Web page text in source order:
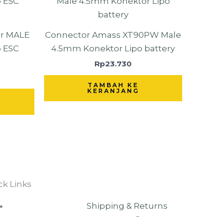
MALE
Connector Amass XT90PW Male
4.5mm Konektor Lipo battery
Rp23.730
TAMBAH KE
KERANJANG
Links
Shipping & Returns